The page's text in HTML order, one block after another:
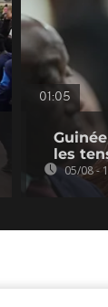
01:05
les
05/08 -